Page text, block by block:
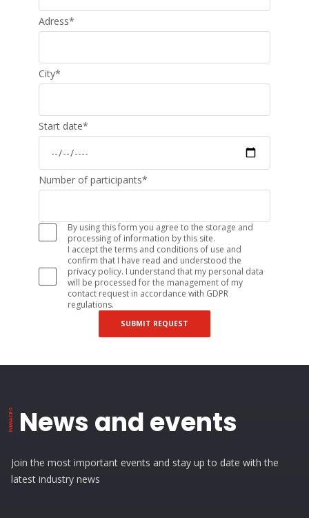
Adress*
City*
Start date*
Number of participants*
By using this form you agree to the storage and
processing of information by this site.
I accept the terms and conditions of use and
confirm that I have read and understood the
privacy policy. I understand that my personal data
will be processed for the management of my
contact request in accordance with GDPR
regulations.
SUBMIT REQUEST
News and events
Join the most important events and stay up to date with the
latest industry news